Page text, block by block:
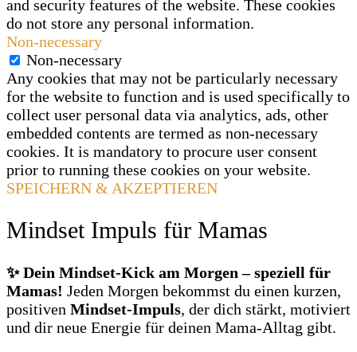
and security features of the website. These cookies
do not store any personal information.
Non-necessary
Non-necessary
Any cookies that may not be particularly necessary
for the website to function and is used specifically to
collect user personal data via analytics, ads, other
embedded contents are termed as non-necessary
cookies. It is mandatory to procure user consent
prior to running these cookies on your website.
SPEICHERN & AKZEPTIEREN
Mindset Impuls für Mamas
✨ Dein Mindset‑Kick am Morgen – speziell für
Mamas! Jeden Morgen bekommst du einen kurzen,
positiven Mindset‑Impuls, der dich stärkt, motiviert
und dir neue Energie für deinen Mama‑Alltag gibt.